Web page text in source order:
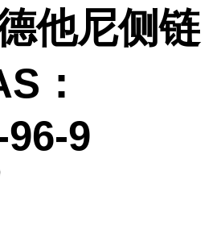
他尼侧链
：
9